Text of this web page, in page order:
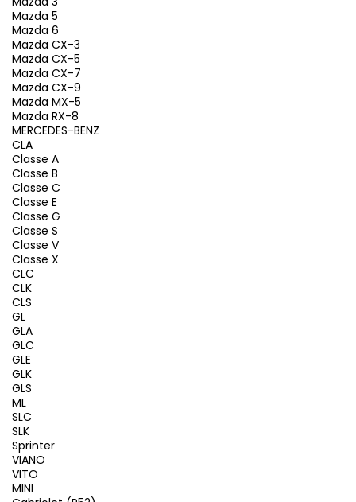
Mazda 5
Mazda 6
Mazda CX-3
Mazda CX-5
Mazda CX-7
Mazda CX-9
Mazda MX-5
Mazda RX-8
MERCEDES-BENZ
CLA
Classe A
Classe B
Classe C
Classe E
Classe G
Classe S
Classe V
Classe X
CLC
CLK
CLS
GL
GLA
GLC
GLE
GLK
GLS
ML
SLC
SLK
Sprinter
VIANO
VITO
MINI